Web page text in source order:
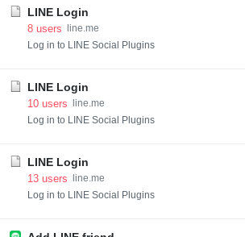
LINE Login
8 users
line.me
Log in to LINE Social Plugins
LINE Login
10 users
line.me
Log in to LINE Social Plugins
LINE Login
13 users
line.me
Log in to LINE Social Plugins